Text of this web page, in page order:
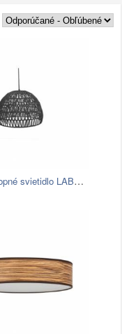
Čierne stropné svietidlo LABEL51 Rope,…